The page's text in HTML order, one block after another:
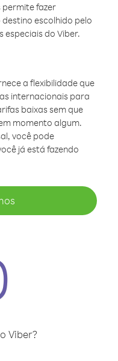
permite fazer
escolhido pelo
especiais do Viber.
a flexibilidade que
internacionais para
baixas sem que
momento algum.
você pode
já está fazendo
Viber?